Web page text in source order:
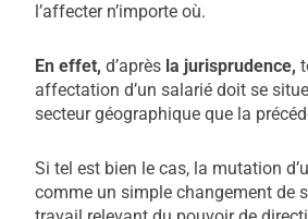
l’affecter n’importe où.
En effet,d’après la jurisprudence,
affectation d’un salarié doit se
secteur géographique que la
Si tel est bien le cas, la mutation
comme un simple changement de